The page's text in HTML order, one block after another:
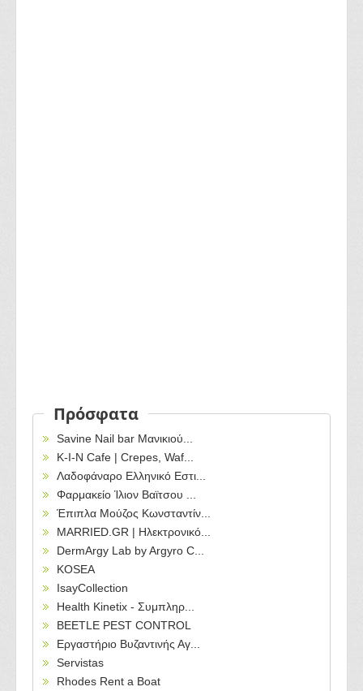
Πρόσφατα
Savine Nail bar Μανικιού...
Κ-Ι-Ν Cafe | Crepes, Waf...
Λαδοφάναρο Ελληνικό Εστι...
Φαρμακείο Ίλιον Βαϊτσου ...
Έπιπλα Μούζος Κωνσταντίν...
MARRIED.GR | Ηλεκτρονικό...
DermArgy Lab by Argyro C...
KOSEA
IsayCollection
Health Kinetix - Συμπληρ...
BEETLE PEST CONTROL
Εργαστήριο Βυζαντινής Αγ...
Servistas
Rhodes Rent a Boat